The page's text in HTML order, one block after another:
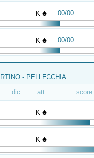
K ♠ 00/00
K ♠ 00/00
- PELLECCHIA
dic. att. score
K ♠
K ♠